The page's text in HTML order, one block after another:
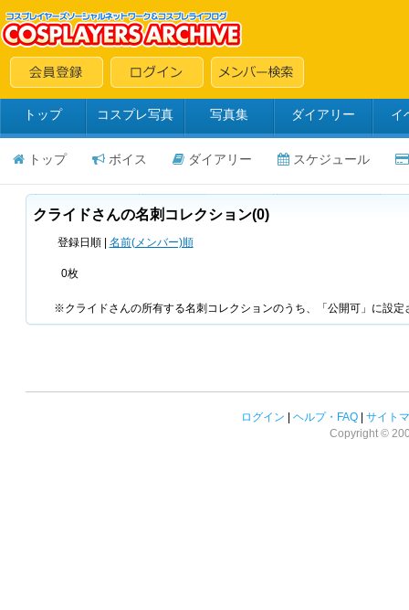
トップ コスプレ写真 写真集 ダイアリー イ
トップ ボイス ダイアリー スケジュール
クライドさんの名刺コレクション(0)
登録日順 | 名前(メンバー)順
0枚
※クライドさんの所有する名刺コレクションのうち、「公開可」に設
ログイン ヘルプ・FAQ
サイト
Copyright ©